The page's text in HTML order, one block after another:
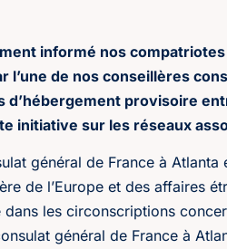
informé nos
de nos conseillères
provisoire
initiative sur les réseaux
général de France à
de l’Europe et des affaires
les circonscriptions
général de France à